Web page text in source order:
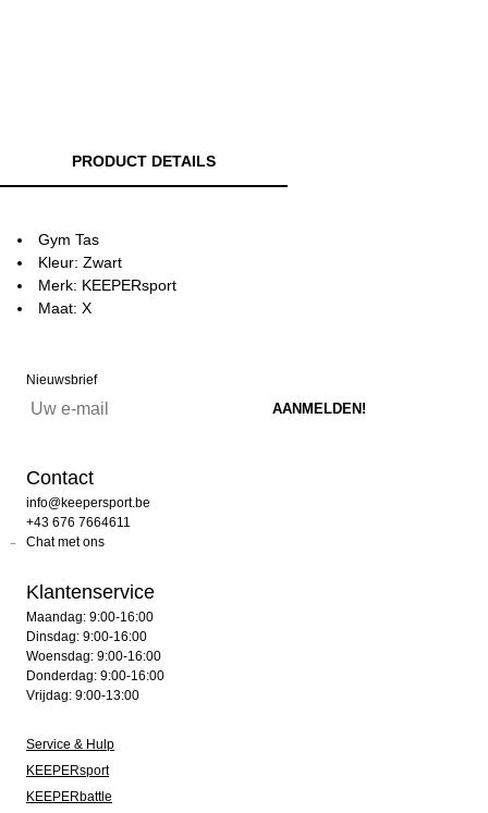
PRODUCT DETAILS
Gym Tas
Kleur: Zwart
Merk: KEEPERsport
Maat: X
Nieuwsbrief
Contact
info@keepersport.be
+43 676 7664611
Chat met ons
Klantenservice
Maandag: 9:00-16:00
Dinsdag: 9:00-16:00
Woensdag: 9:00-16:00
Donderdag: 9:00-16:00
Vrijdag: 9:00-13:00
Service & Hulp
KEEPERsport
KEEPERbattle